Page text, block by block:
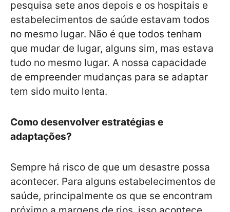
pesquisa sete anos depois e os hospitais e
estabelecimentos de saúde estavam todos
no mesmo lugar. Não é que todos tenham
que mudar de lugar, alguns sim, mas estava
tudo no mesmo lugar. A nossa capacidade
de empreender mudanças para se adaptar
tem sido muito lenta.
Como desenvolver estratégias e
adaptações?
Sempre há risco de que um desastre possa
acontecer. Para alguns estabelecimentos de
saúde, principalmente os que se encontram